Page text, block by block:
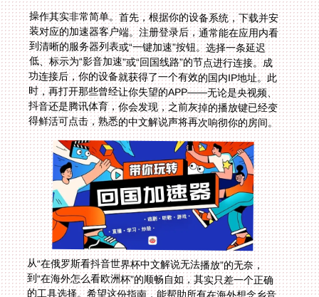
操作其实非常简单。首先，根据你的设备系统，下载并安
装对应的加速器客户端。注册登录后，通常能在应用内看
到清晰的服务器列表或“一键加速”按钮。选择一条延迟
低、标示为“影音加速”或“回国线路”的节点进行连接。成
功连接后，你的设备就获得了一个有效的国内IP地址。此
时，再打开那些曾经让你失望的APP——无论是央视频、
抖音还是腾讯体育，你会发现，之前灰掉的播放键已经变
得鲜活可点击，熟悉的中文解说声将再次响彻你的房间。
从“在俄罗斯看抖音世界杯中文解说无法播放”的无奈，
到“在海外怎么看欧洲杯”的顺畅自如，其实只差一个正确
的工具选择。希望这份指南，能帮助所有在海外想念乡音
解说、渴望与国内同步狂欢的留学生、工作者和华人朋友
们，彻底打破地域的枷锁。无论你身在何方，下一次精彩
射门时，你都能第一时间听到那句让你热血沸腾的“球进